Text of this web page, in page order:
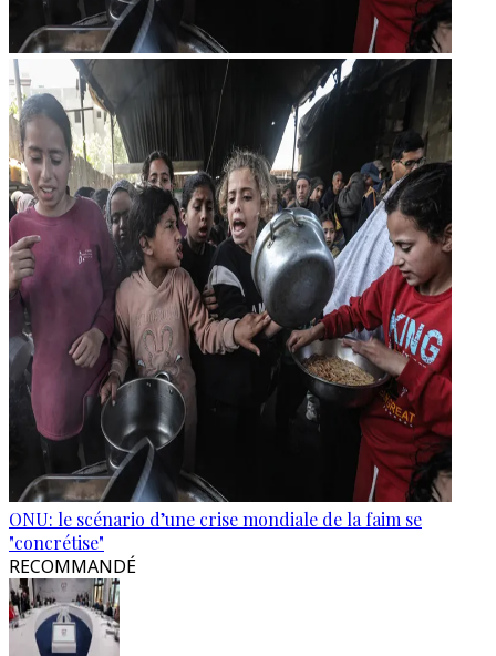
ONU: le scénario d’une crise mondiale de la faim se
"concrétise"
RECOMMANDÉ